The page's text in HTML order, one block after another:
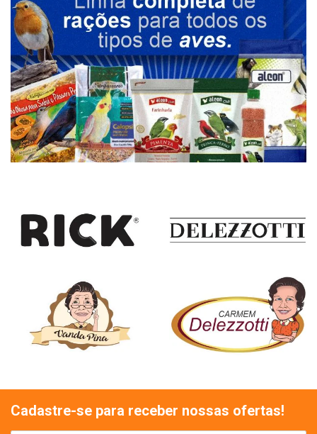
Cadastre-se para receber nossas ofertas!